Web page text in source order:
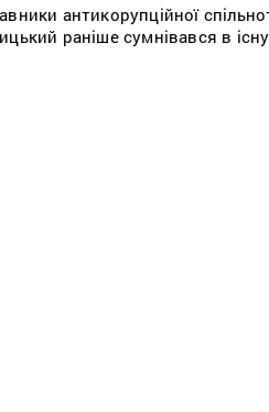
антикорупційної
раніше сумнівався в